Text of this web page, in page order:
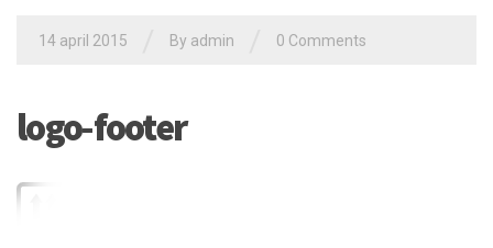
14 april 2015 By admin 0 Comments
logo-footer